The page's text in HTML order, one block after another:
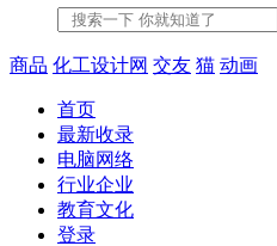
商品 化工设计网 交友 猫 动画
首页
最新收录
电脑网络
行业企业
教育文化
登录